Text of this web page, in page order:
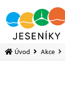
Úvod Akce